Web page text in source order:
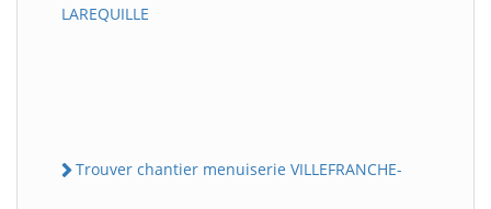
LAREQUILLE
Trouver chantier menuiserie VILLEFRANCHE-